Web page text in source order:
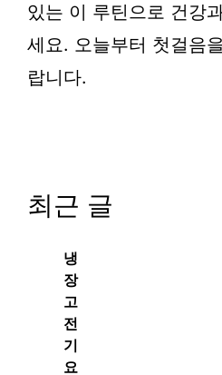
있는 이 루틴으로 건강
세요. 오늘부터 첫걸음
랍니다.
최근 글
냉
장
고
전
기
요